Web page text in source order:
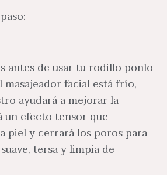
antes de usar tu rodillo ponlo
masajeador facial está frío,
ayudará a mejorar la
efecto tensor que
piel y cerrará los poros para
tersa y limpia de